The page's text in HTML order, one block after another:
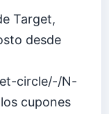
Target,
desde
circle/-/N-
cupones